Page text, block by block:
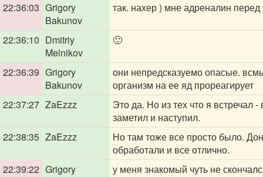
22:36:03 Grigory
Bakunov
так. нахер ) мне адреналин
22:36:10 Dmitriy
Melnikov
🙂
22:36:39 Grigory
Bakunov
они непредсказуемо опасые.
организм на ее яд прореагирует
22:37:27 ZaEzzz
Это да. Но из тех что я встречал
заметил и наступил.
22:38:35 ZaEzzz
Но там тоже все просто было.
обработали и все отлично.
22:39:22 Grigory
у меня знакомый чуть не